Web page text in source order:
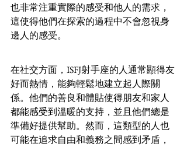
也非常注重實際的感受和他人的需求，
這使得他們在探索的過程中不會忽視身
邊人的感受。
在社交方面，ISFJ射手座的人通常顯得友
好而熱情，能夠輕鬆地建立起人際關
係。他們的善良和體貼使得朋友和家人
都能感受到溫暖的支持，並且他們總是
準備好提供幫助。然而，這類型的人也
可能在追求自由和義務之間感到矛盾，